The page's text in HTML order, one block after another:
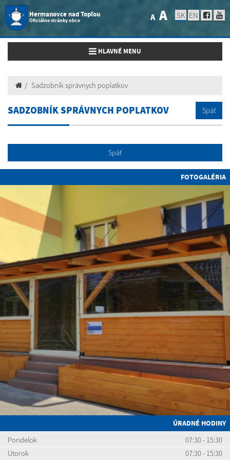
Hermanovce nad Topľou
Oficiálne stránky obce A A SK EN
Toggle navigation
HLAVNÉ MENU
Sadzobník správnych poplatkov
SADZOBNÍK SPRÁVNYCH POPLATKOV Späť
Späť
FOTOGALÉRIA
ÚRADNÉ HODINY
Pondelok
07:30 - 15:30
Utorok
07:30 - 15:30